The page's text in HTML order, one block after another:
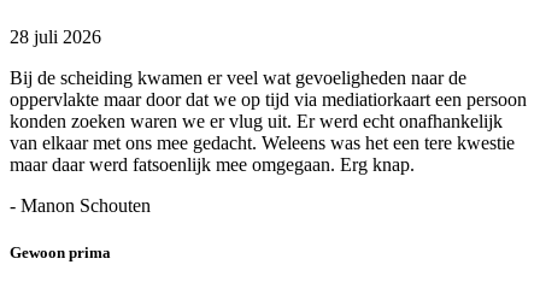
28 juli 2026
Bij de scheiding kwamen er veel wat gevoeligheden naar de
oppervlakte maar door dat we op tijd via mediatiorkaart een persoon
konden zoeken waren we er vlug uit. Er werd echt onafhankelijk
van elkaar met ons mee gedacht. Weleens was het een tere kwestie
maar daar werd fatsoenlijk mee omgegaan. Erg knap.
- Manon Schouten
Gewoon prima